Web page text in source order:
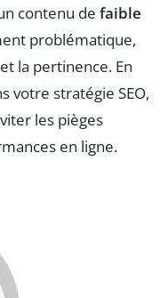
contenu de faible
problématique,
la pertinence. En
votre stratégie SEO,
les pièges
en ligne.